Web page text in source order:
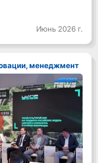
Июнь 2026 г.
менеджмент